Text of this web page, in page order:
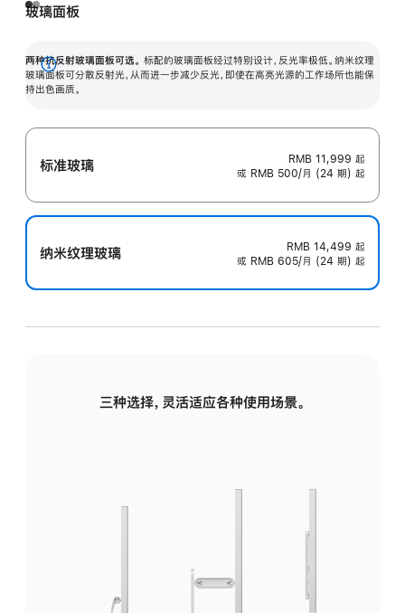
玻璃面板
两种抗反射玻璃面板可选。 标配的玻璃面板经过特别设计，反光率极低。纳米纹理
玻璃面板可分散反射光，从而进一步减少反光，即使在高亮光源的工作场所也能保
持出色画质。
展
开
标准玻璃 RMB 11,999 起
或 RMB 500/月 (24 期) 起
纳米纹理玻璃 RMB 14,499 起
或 RMB 605/月 (24 期) 起
三种选择，灵活适应各种使用场景。